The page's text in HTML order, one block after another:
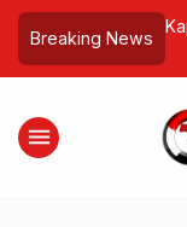
Breaking News
dengan Polisi:
Ditilang?
menu